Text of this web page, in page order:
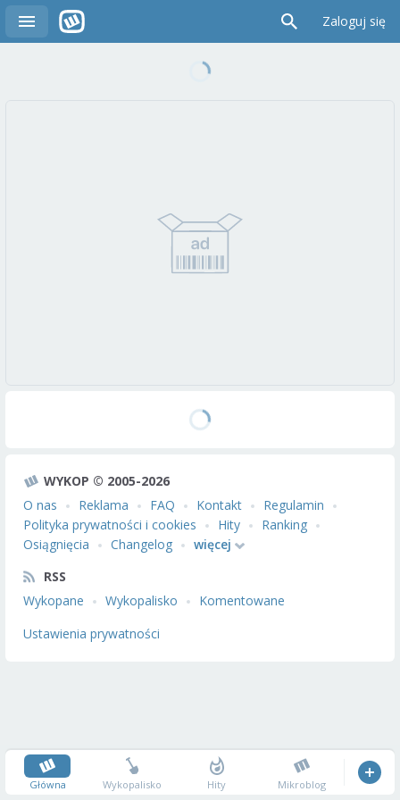
Zaloguj się
WYKOP © 2005-2026
O nas
Reklama FAQ Kontakt
Regulamin
Polityka prywatności i cookies
Hity
Ranking
Osiągnięcia
Changelog
więcej
RSS
Wykopane
Wykopalisko
Komentowane
Ustawienia prywatności
Główna Wykopalisko Hity Mikroblog